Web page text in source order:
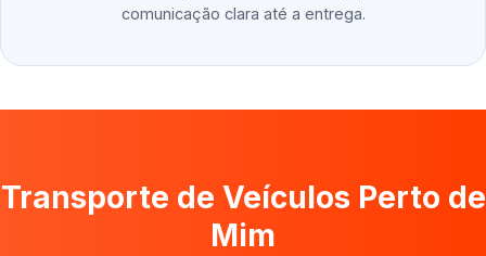
comunicação clara até a entrega.
Transporte de Veículos Perto de
Mim